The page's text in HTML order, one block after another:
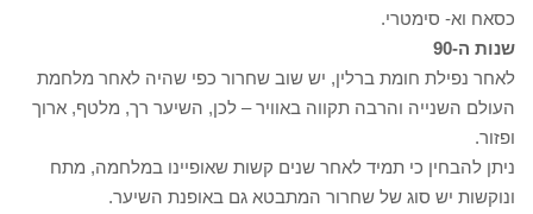
כסאח וא- סימטרי.
שנות ה-90
לאחר נפילת חומת ברלין, יש שוב שחרור כפי שהיה לאחר מלחמת
העולם השנייה והרבה תקווה באוויר – לכן, השיער רך, מלטף, ארוך
ופזור.
ניתן להבחין כי תמיד לאחר שנים קשות שאופיינו במלחמה, מתח
ונוקשות יש סוג של שחרור המתבטא גם באופנת השיער.